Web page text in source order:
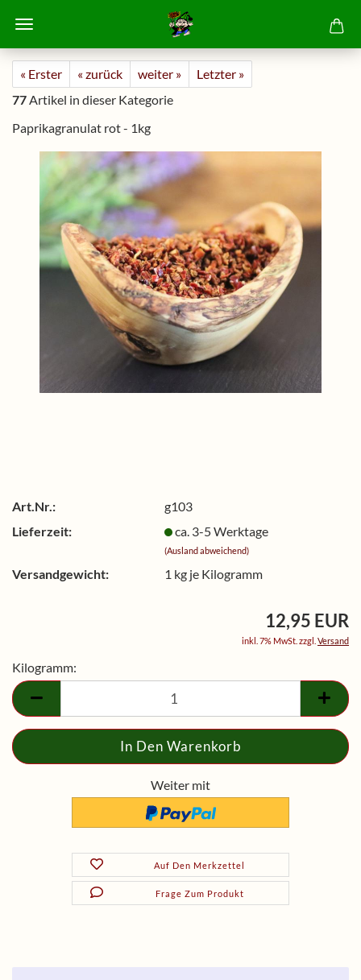
« Erster « zurück weiter »
Letzter »
77Artikel in dieser Kategorie
Paprikagranulat rot - 1kg
Art.Nr.:
g103
Lieferzeit:
ca. 3-5 Werktage
(Ausland abweichend)
Versandgewicht: 1 kg je Kilogramm
12,95 EUR
inkl. 7% MwSt. zzgl. Versand
Kilogramm:
Kilogramm
Weiter mit
Auf Den Merkzettel
Frage Zum Produkt